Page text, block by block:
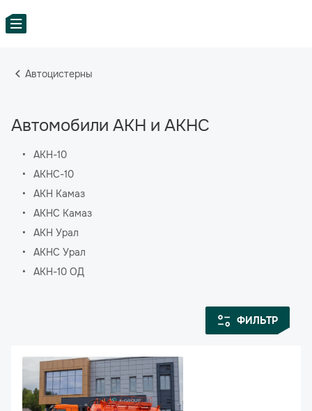
Автоцистерны
Автомобили АКН и АКНС
АКН-10
АКНС-10
АКН Камаз
АКНС Камаз
АКН Урал
АКНС Урал
АКН-10 ОД
ФИЛЬТР